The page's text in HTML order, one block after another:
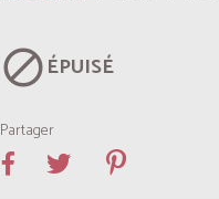
blockÉPUISÉ
Partager